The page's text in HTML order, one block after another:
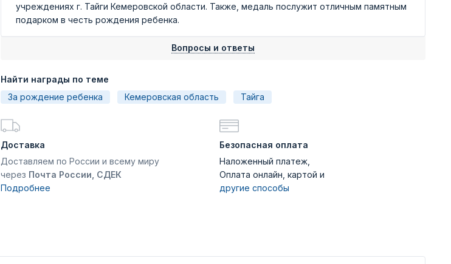
учреждениях г. Тайги Кемеровской области. Также, медаль послужит отличным памятным
подарком в честь рождения ребенка.
Вопросы и ответы
Найти награды по теме
За рождение ребенка
Кемеровская область Тайга
Доставка
Доставляем по России и всему миру
через Почта России, СДЕК
Подробнее
Безопасная оплата
Наложенный платеж,
Оплата онлайн, картой и
другие способы